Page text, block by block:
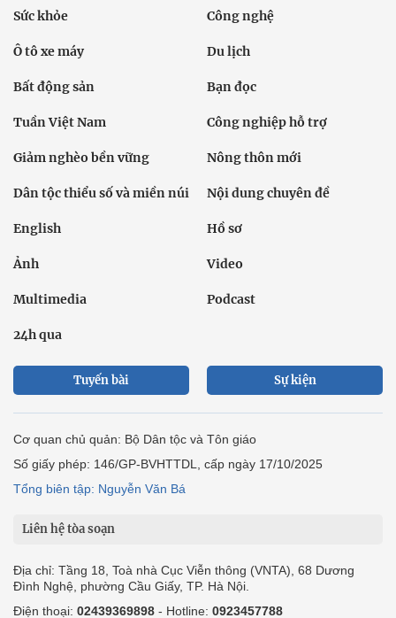
Sức khỏe Công nghệ
Ô tô xe máy Du lịch
Bất động sản Bạn đọc
Tuần Việt Nam Công nghiệp hỗ trợ
Giảm nghèo bền vững Nông thôn mới
Dân tộc thiểu số và miền núi Nội dung chuyên đề
English Hồ sơ
Ảnh Video
Multimedia Podcast
24h qua
Tuyến bài Sự kiện
Cơ quan chủ quản: Bộ Dân tộc và Tôn giáo
Số giấy phép: 146/GP-BVHTTDL, cấp ngày 17/10/2025
Tổng biên tập: Nguyễn Văn Bá
Liên hệ tòa soạn
Địa chỉ: Tầng 18, Toà nhà Cục Viễn thông (VNTA), 68 Dương
Đình Nghệ, phường Cầu Giấy, TP. Hà Nội.
Điện thoại: 02439369898 - Hotline: 0923457788